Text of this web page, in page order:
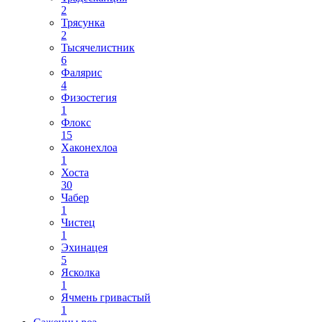
2
Трясунка
2
Тысячелистник
6
Фалярис
4
Физостегия
1
Флокс
15
Хаконехлоа
1
Хоста
30
Чабер
1
Чистец
1
Эхинацея
5
Ясколка
1
Ячмень гривастый
1